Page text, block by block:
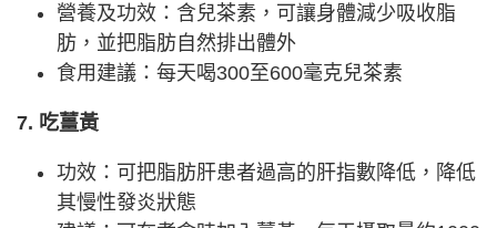
營養及功效：含兒茶素，可讓身體減少吸收脂
肪，並把脂肪自然排出體外
食用建議：每天喝300至600毫克兒茶素
7. 吃薑黃
功效：可把脂肪肝患者過高的肝指數降低，降低
其慢性發炎狀態